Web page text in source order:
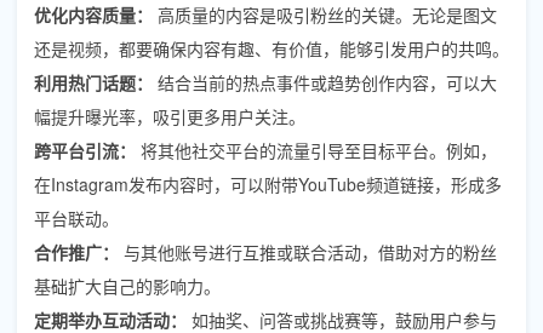
优化内容质量：
高质量的内容是吸引粉丝的关键。无论是图文
还是视频，都要确保内容有趣、有价值，能够引发用户的共鸣。
利用热门话题：
结合当前的热点事件或趋势创作内容，可以大
幅提升曝光率，吸引更多用户关注。
跨平台引流：
将其他社交平台的流量引导至目标平台。例如，
在Instagram发布内容时，可以附带YouTube频道链接，形成多
平台联动。
合作推广：
与其他账号进行互推或联合活动，借助对方的粉丝
基础扩大自己的影响力。
定期举办互动活动：
如抽奖、问答或挑战赛等，鼓励用户参与